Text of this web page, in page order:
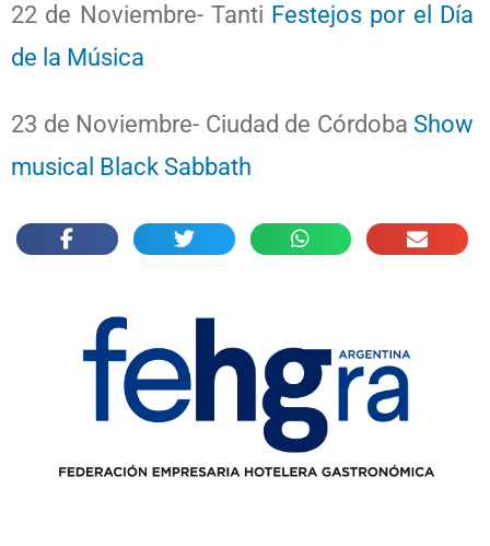
22 de Noviembre- Tanti Festejos por el Día
de la Música
23 de Noviembre- Ciudad de Córdoba Show
musical Black Sabbath